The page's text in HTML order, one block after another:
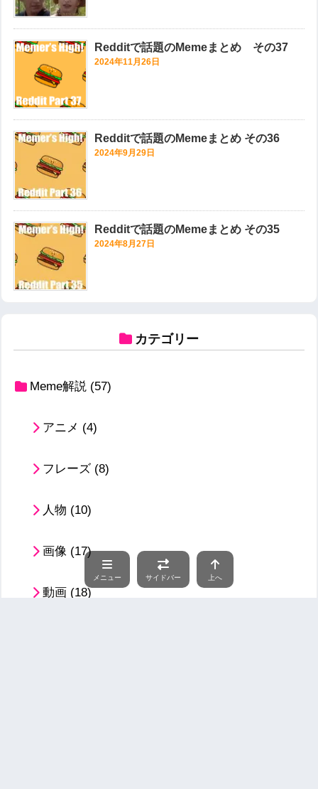
Redditで話題のMemeまとめ その37
2024年11月26日
Redditで話題のMemeまとめ その36
2024年9月29日
Redditで話題のMemeまとめ その35
2024年8月27日
カテゴリー
Meme解説 (57)
アニメ (4)
フレーズ (8)
人物 (10)
画像 (17)
動画 (18)
メニュー サイドバー 上へ